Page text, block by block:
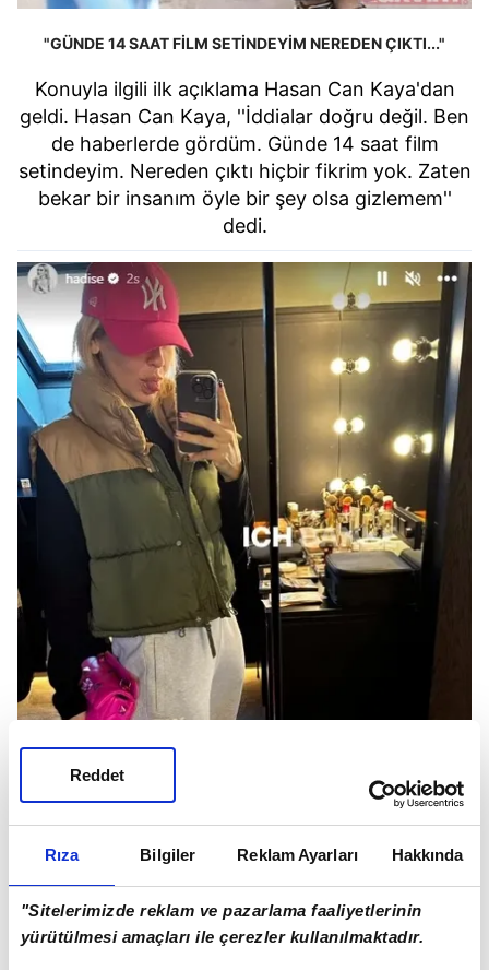
Rıza Bilgiler Reklam Ayarları Hakkında
"Sitelerimizde reklam ve pazarlama faaliyetlerinin
yürütülmesi amaçları ile çerezler kullanılmaktadır.
Reddet
"GÜNDE 14 SAAT FİLM SETİNDEYİM NEREDEN ÇIKTI..."
Konuyla ilgili ilk açıklama Hasan Can Kaya'dan
geldi. Hasan Can Kaya, ''İddialar doğru değil. Ben
de haberlerde gördüm. Günde 14 saat film
setindeyim. Nereden çıktı hiçbir fikrim yok. Zaten
bekar bir insanım öyle bir şey olsa gizlemem''
dedi.